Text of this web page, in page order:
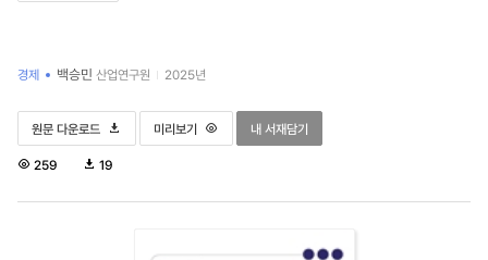
경제 백승민 산업연구원 2025년
공공기관 지방이전의 파급효과와 거점도시 정책 방향
원문 다운로드 공공기관 지방이전의 파급효과와 거점도시 정책 방향
미리보기 공공기관 지방이전의 파급효과와 거점도시 정책
내 서재담기
조
259
다
드
19